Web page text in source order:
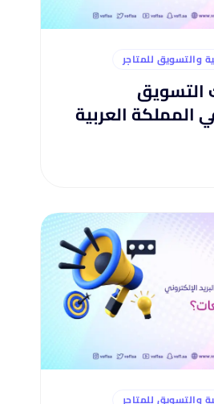
والتسويق للمتاجر
المملكة العربية
والتسويق للمتاجر